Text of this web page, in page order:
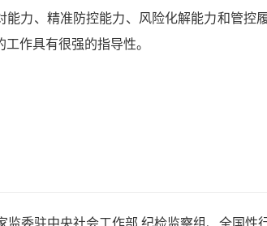
能力、精准防控能力、风险化解能力和管
作具有很强的指导性。
监委驻中央社会工作部 纪检监察组、全国